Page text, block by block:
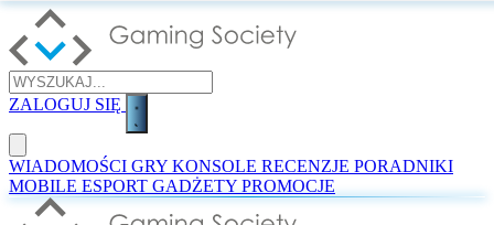
ZALOGUJ SIĘ
WIADOMOŚCI GRY KONSOLE RECENZJE PORADNIKI
MOBILE ESPORT GADŻETY PROMOCJE